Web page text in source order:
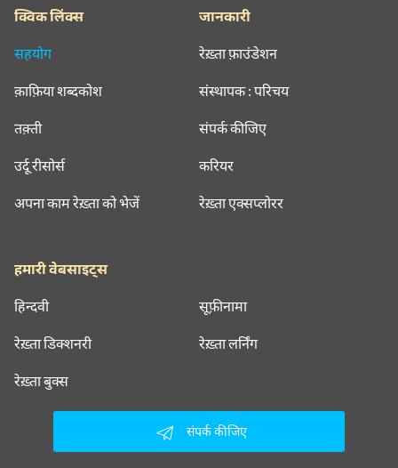
क्विक लिंक्स
सहयोग
क़ाफ़िया शब्दकोश
तक़्ती
उर्दू रीसोर्स
अपना काम रेख़्ता को भेजें
जानकारी
रेख़्ता फ़ाउंडेशन
संस्थापक : परिचय
संपर्क कीजिए
करियर
रेख़्ता एक्सप्लोरर
हमारी वेबसाइट्स
हिन्दवी सूफ़ीनामा
रेख़्ता डिक्शनरी रेख़्ता लर्निंग
रेख़्ता बुक्स
संपर्क कीजिए